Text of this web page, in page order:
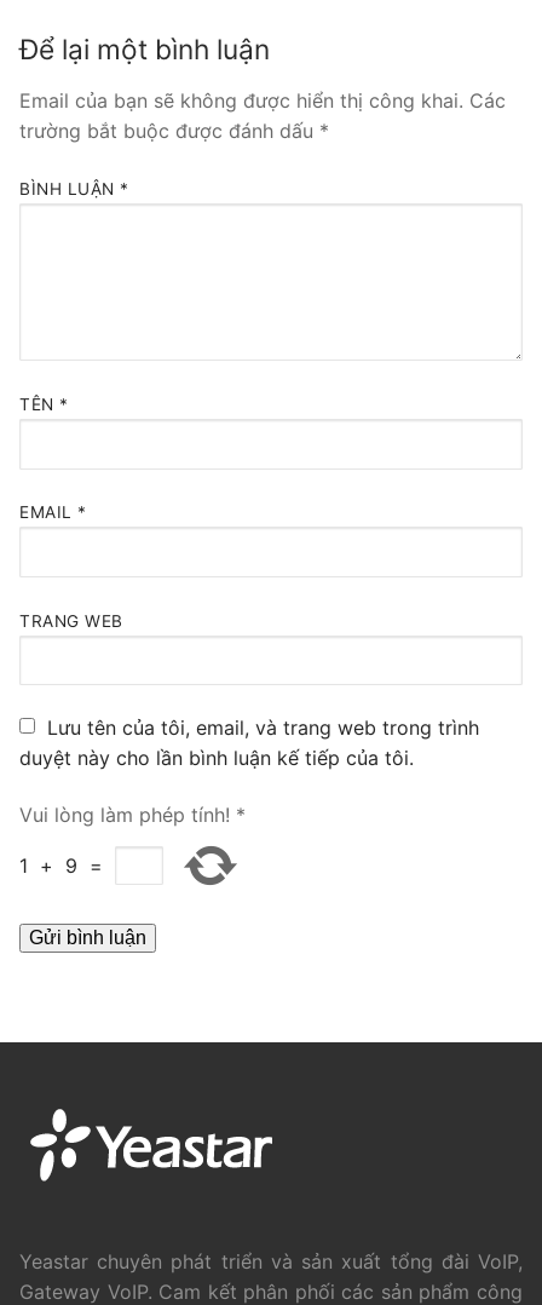
Tổng đài VoIP Yeastar S300
HOSTED PHONE SYSTEM
Tổng đài Yeastar Cloud
IPPBX FOR LARGE ENTERPRISES
FXS VoIP Gateway
FXO VoIP Gateway
VoIP GSM / 3G / 4G Gateways
E1 / T1 / PRI VoIP Gateway
PRI VoIP Gateway TE200
LIÊN HỆ
HƯỚNG DẪN
Để lại một bình luận
Email của bạn sẽ không được hiển thị công khai. Các
trường bắt buộc được đánh dấu *
BÌNH LUẬN *
TÊN *
EMAIL *
TRANG WEB
Lưu tên của tôi, email, và trang web trong trình
duyệt này cho lần bình luận kế tiếp của tôi.
Vui lòng làm phép tính! *
1 + 9 =
Yeastar chuyên phát triển và sản xuất tổng đài VoIP,
Gateway VoIP. Cam kết phân phối các sản phẩm công